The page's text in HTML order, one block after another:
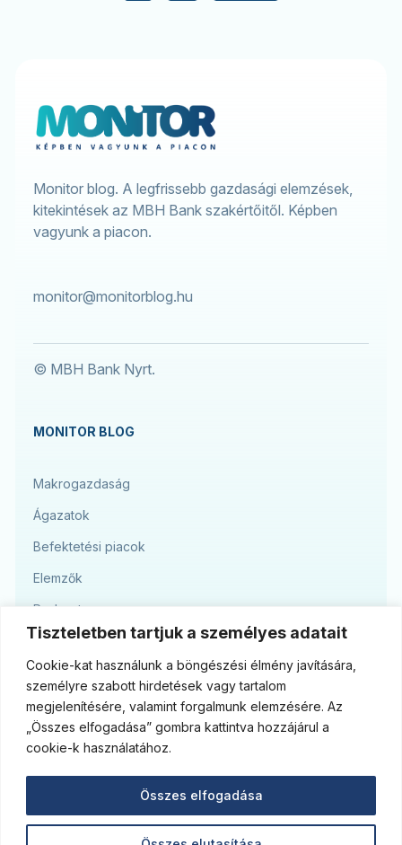
Tiszteletben tartjuk a személyes adatait
Cookie-kat használunk a böngészési élmény javítására,
személyre szabott hirdetések vagy tartalom
megjelenítésére, valamint forgalmunk elemzésére. Az
„Összes elfogadása” gombra kattintva hozzájárul a
cookie-k használatához.
Összes elfogadása
Monitor blog. A legfrissebb gazdasági elemzések,
kitekintések az MBH Bank szakértőitől. Képben
vagyunk a piacon.
monitor@monitorblog.hu
© MBH Bank Nyrt.
MONITOR BLOG
Makrogazdaság
Ágazatok
Befektetési piacok
Elemzők
Podcast
Blog
Jogi nyilatkozat
Jogi tájékoztató - MBH Bank Nyrt.
Jogi tájékoztató - MBH Befektetési Bank Zrt.